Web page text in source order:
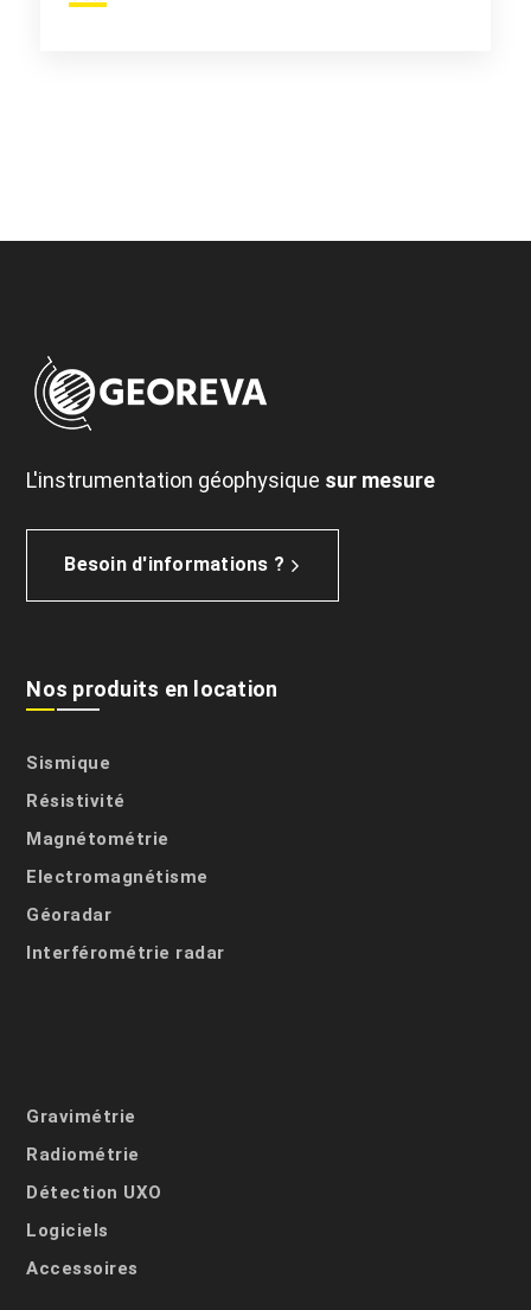
L'instrumentation géophysique sur mesure
Besoin d'informations ?
Nos produits en location
Sismique
Résistivité
Magnétométrie
Electromagnétisme
Géoradar
Interférométrie radar
Gravimétrie
Radiométrie
Détection UXO
Logiciels
Accessoires